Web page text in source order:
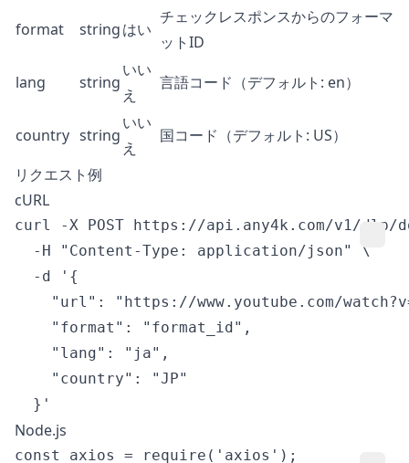
format
stringはい
チェックレスポンスからのフォーマ
ットID
lang
string
いい
え
言語コード（デフォルト: en）
country string
いい
え
国コード（デフォルト: US）
リクエスト例
cURL
curl -X POST https://api.any4k.com/v1/dlp/
  -H "Content-Type: application/json" \
  -d '{
"url": "https://www.youtube.com/
    "format": "format_id",
    "lang": "ja",
    "country": "JP"
Node.js
const axios = require('axios');